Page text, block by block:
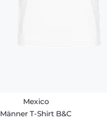
Mexico
Männer T-Shirt B&C